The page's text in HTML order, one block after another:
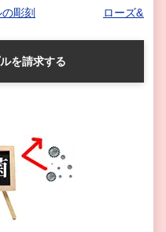
彫刻 ローズ&リ
を請求する